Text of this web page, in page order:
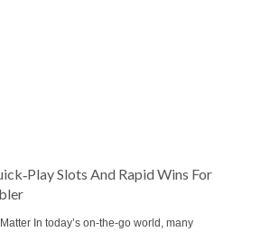
Slots And Rapid Wins For
In today’s on‑the‑go world, many